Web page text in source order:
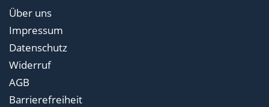
Über uns
Impressum
Datenschutz
Widerruf
AGB
Barrierefreiheit